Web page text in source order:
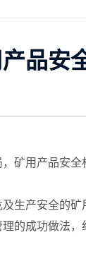
品安
矿用产品安全
产安全的矿
的成功做法